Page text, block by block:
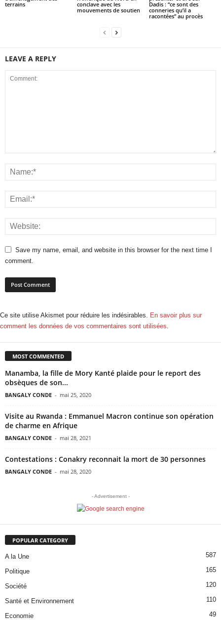
terrains
conclave avec les
mouvements de soutien
Dadis : “ce sont des
conneries qu’il a
racontées” au procès
LEAVE A REPLY
Save my name, email, and website in this browser for the next time I
comment.
Ce site utilise Akismet pour réduire les indésirables. En savoir plus sur
comment les données de vos commentaires sont utilisées
MOST COMMENTED
Manamba, la fille de Mory Kanté plaide pour le report des
obsèques de son...
BANGALY CONDE - mai 25, 2020
Visite au Rwanda : Emmanuel Macron continue son opération
de charme en Afrique
BANGALY CONDE - mai 28, 2021
Contestations : Conakry reconnait la mort de 30 personnes
BANGALY CONDE - mai 28, 2020
- Advertisement -
POPULAR CATEGORY
A la Une 587
Politique 165
Société 120
Santé et Environnement 110
Economie 49